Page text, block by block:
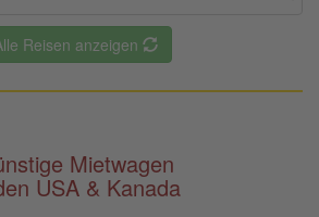
Reisen anzeigen
Mietwagen
USA & Kanada